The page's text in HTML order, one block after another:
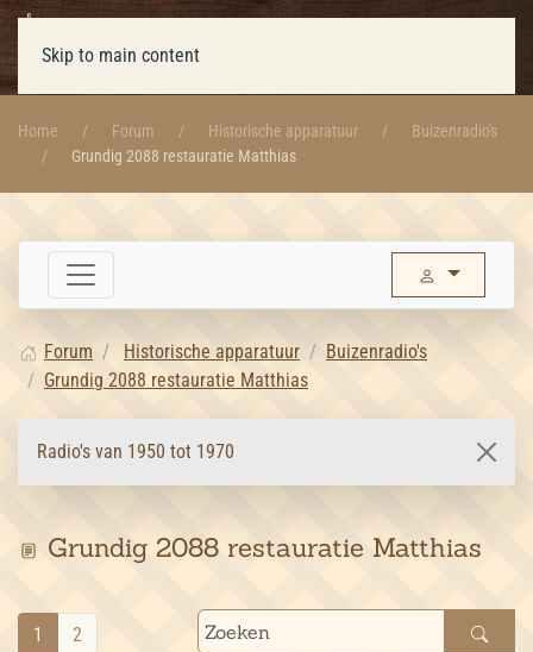
Skip to main content
Home Forum Historische apparatuur
Buizenradio's
Grundig 2088 restauratie Matthias
Forum Historische apparatuur
Buizenradio's
Grundig 2088 restauratie Matthias
Radio's van 1950 tot 1970
Grundig 2088 restauratie Matthias
1 2